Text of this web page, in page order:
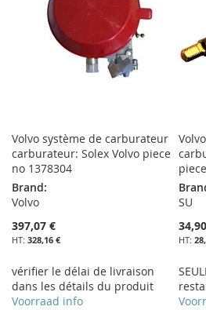
D’ENVIE
Volvo système de carburateur
carburateur: Solex Volvo piece
no 1378304
Brand:
Volvo
397,07 €
328,16 €
vérifier le délai de livraison
dans les détails du produit
Voorraad info
SU